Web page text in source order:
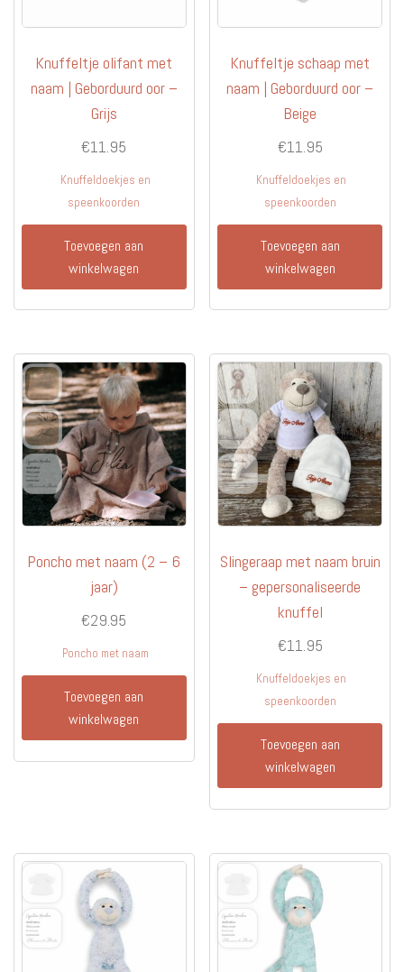
Knuffeltje olifant met
naam | Geborduurd oor –
Grijs
€11.95
Knuffeldoekjes en
speenkoorden
Toevoegen aan
winkelwagen
Knuffeltje schaap met
naam | Geborduurd oor –
Beige
€11.95
Knuffeldoekjes en
speenkoorden
Toevoegen aan
winkelwagen
Poncho met naam (2 – 6
jaar)
€29.95
Poncho met naam
Toevoegen aan
winkelwagen
Slingeraap met naam bruin
– gepersonaliseerde
knuffel
€11.95
Knuffeldoekjes en
speenkoorden
Toevoegen aan
winkelwagen